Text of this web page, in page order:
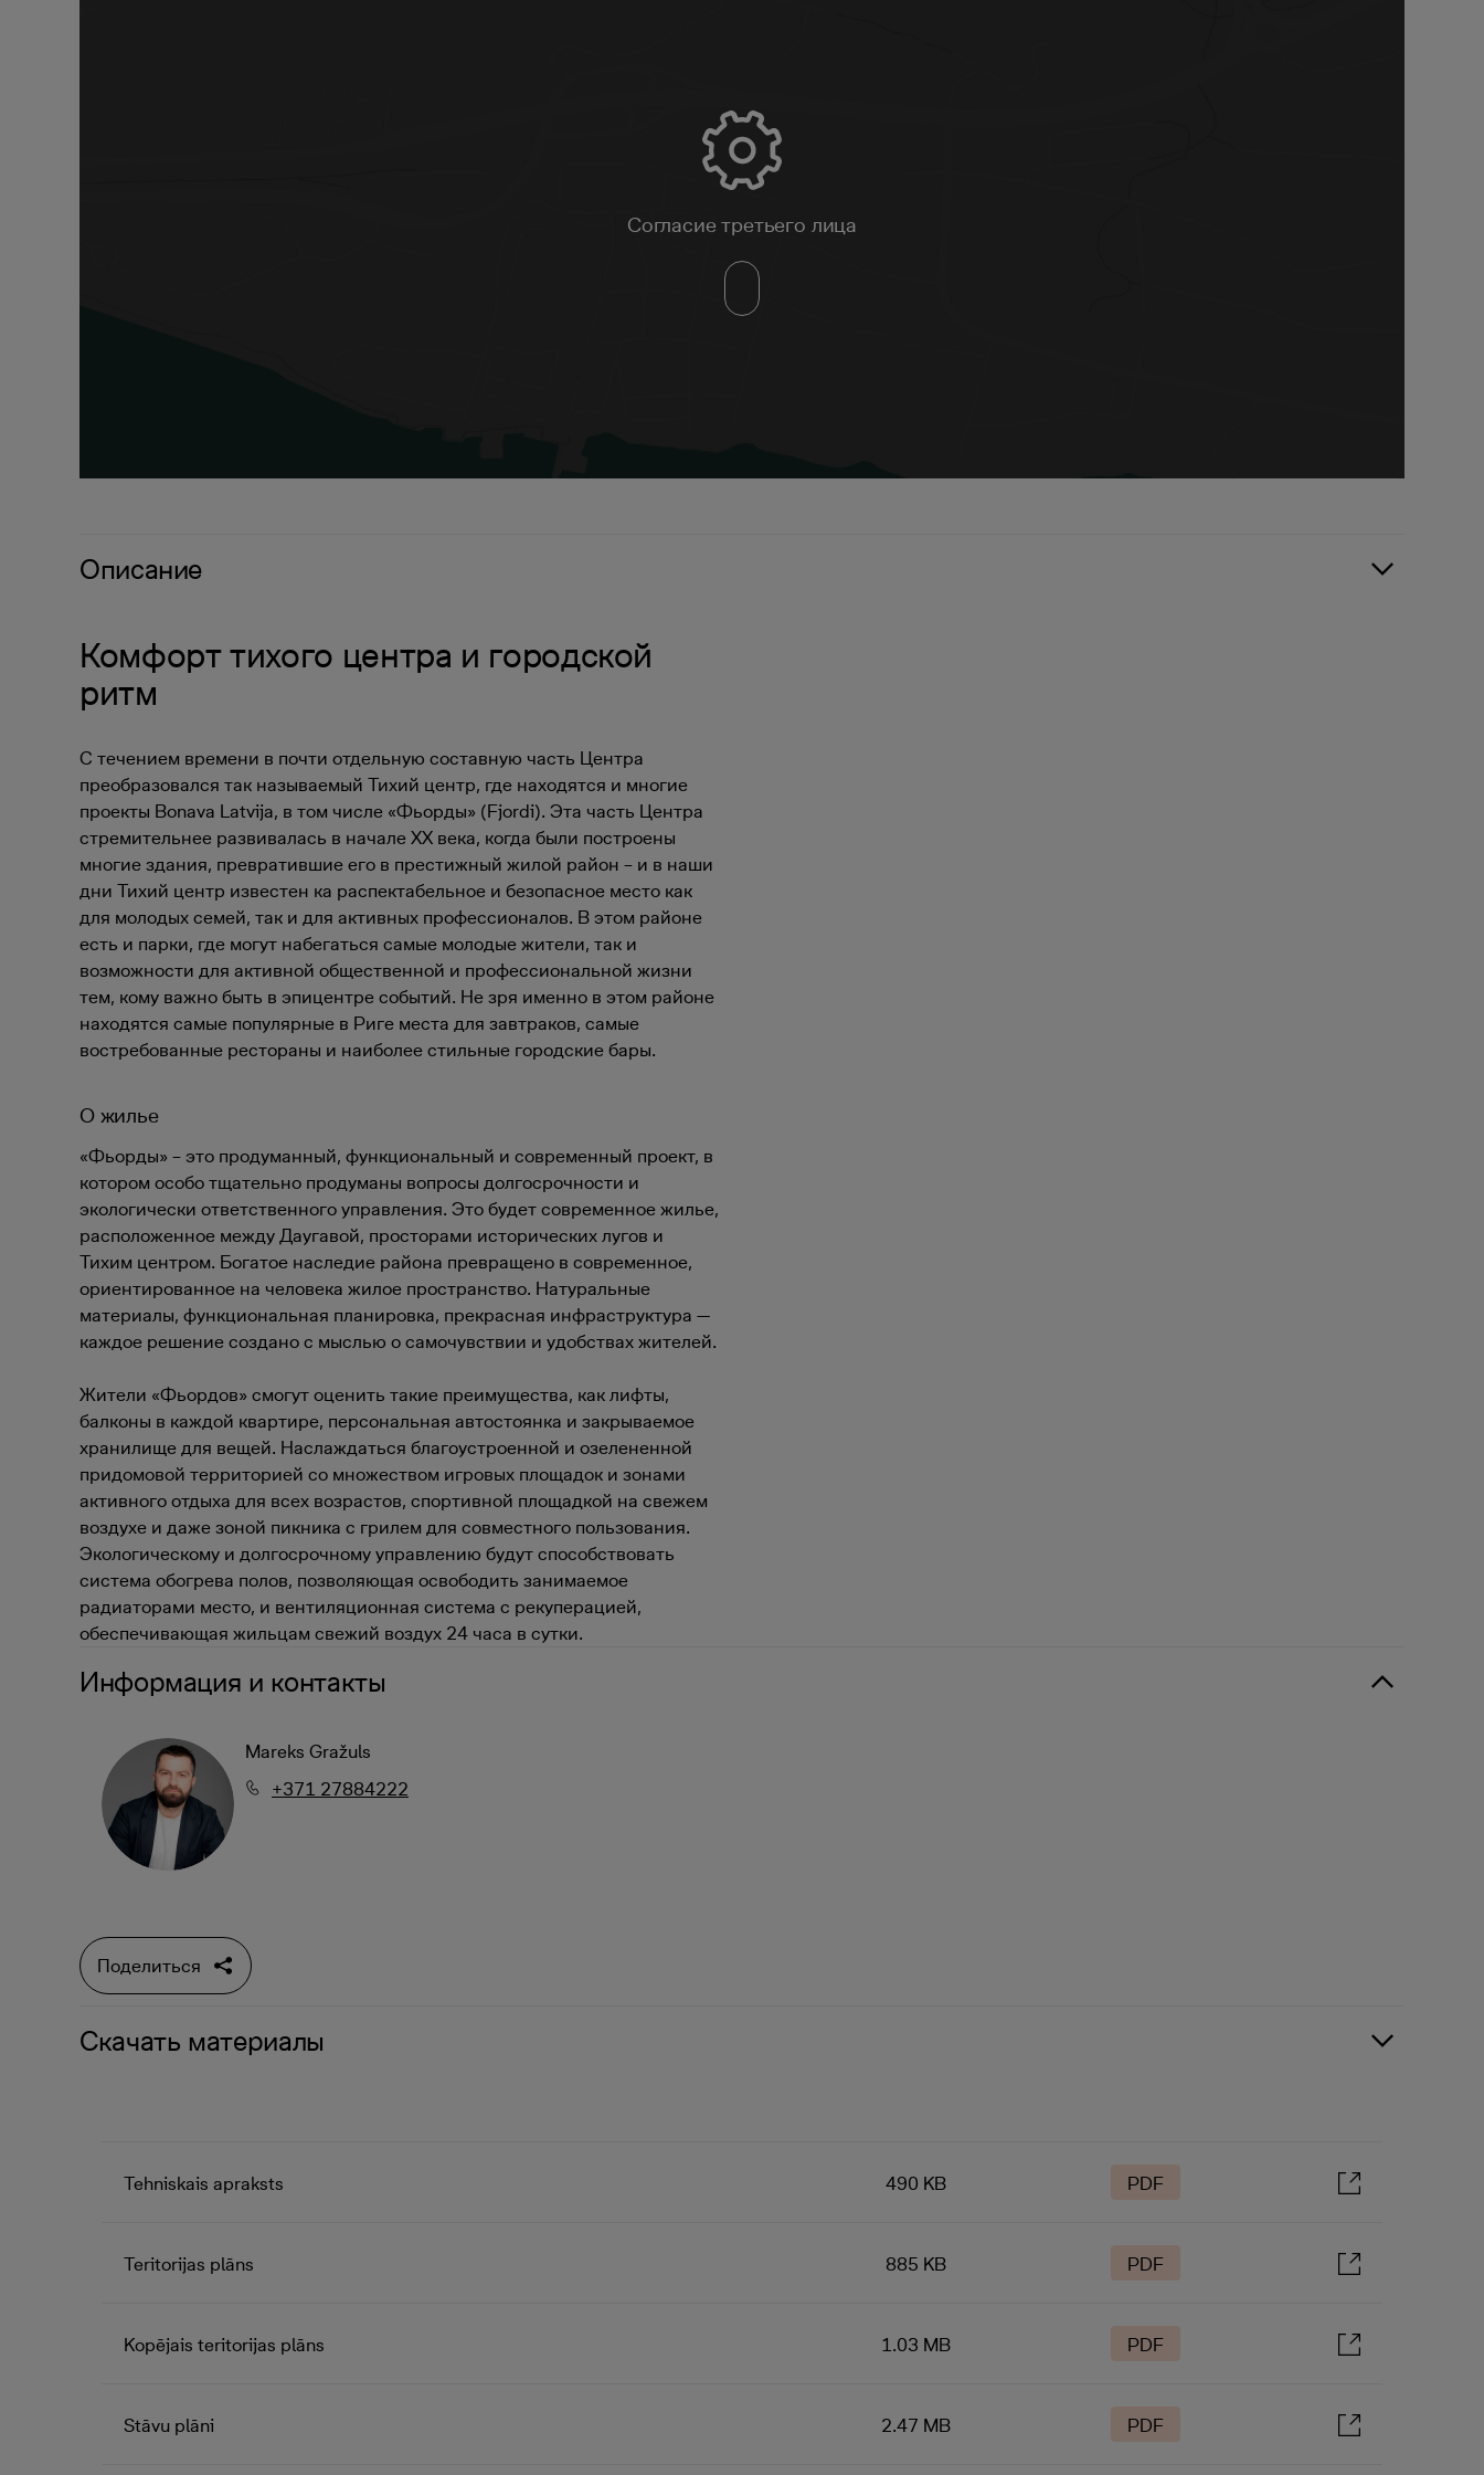
Согласие третьего лица
Описание
Комфорт тихого центра и городской
ритм
С течением времени в почти отдельную составную часть Центра
преобразовался так называемый Тихий центр, где находятся и многие
проекты Bonava Latvija, в том числе «Фьорды» (Fjordi). Эта часть Центра
стремительнее развивалась в начале ХХ века, когда были построены
многие здания, превратившие его в престижный жилой район – и в наши
дни Тихий центр известен ка распектабельное и безопасное место как
для молодых семей, так и для активных профессионалов. В этом районе
есть и парки, где могут набегаться самые молодые жители, так и
возможности для активной общественной и профессиональной жизни
тем, кому важно быть в эпицентре событий. Не зря именно в этом районе
находятся самые популярные в Риге места для завтраков, самые
востребованные рестораны и наиболее стильные городские бары.
О жилье
«Фьорды» – это продуманный, функциональный и современный проект, в
котором особо тщательно продуманы вопросы долгосрочности и
экологически ответственного управления. Это будет современное жилье,
расположенное между Даугавой, просторами исторических лугов и
Тихим центром. Богатое наследие района превращено в современное,
ориентированное на человека жилое пространство. Натуральные
материалы, функциональная планировка, прекрасная инфраструктура —
каждое решение создано с мыслью о самочувствии и удобствах жителей.
Жители «Фьордов» смогут оценить такие преимущества, как лифты,
балконы в каждой квартире, персональная автостоянка и закрываемое
хранилище для вещей. Наслаждаться благоустроенной и озелененной
придомовой территорией со множеством игровых площадок и зонами
активного отдыха для всех возрастов, спортивной площадкой на свежем
воздухе и даже зоной пикника с грилем для совместного пользования.
Экологическому и долгосрочному управлению будут способствовать
система обогрева полов, позволяющая освободить занимаемое
радиаторами место, и вентиляционная система с рекуперацией,
обеспечивающая жильцам свежий воздух 24 часа в сутки.
Информация и контакты
Mareks Gražuls
+371 27884222
Поделиться
Скачать материалы
Tehniskais apraksts 490 KB PDF
Teritorijas plāns 885 KB PDF
Kopējais teritorijas plāns 1.03 MB PDF
Stāvu plāni 2.47 MB PDF